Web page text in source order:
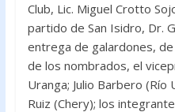
Club, Lic. Miguel Crotto
partido de San Isidro, Dr.
entrega de galardones,
de los nombrados, el
Uranga; Julio Barbero
Ruiz (Chery); los